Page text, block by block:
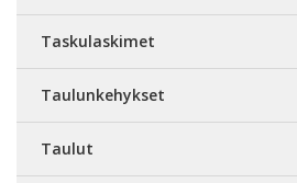
Taskulaskimet
Taulunkehykset
Taulut